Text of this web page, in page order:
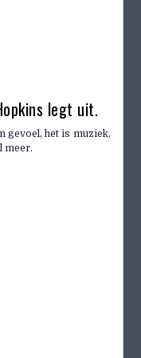
legt uit.
gevoel, het is muziek,
meer.